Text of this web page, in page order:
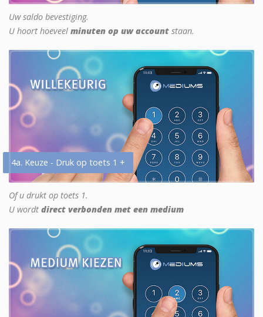
Uw saldo bevestiging.
U hoort hoeveel minuten op uw account staan.
4a. Keuze - Druk op toets 1 +
Of u drukt op toets 1.
U wordt direct verbonden met een medium